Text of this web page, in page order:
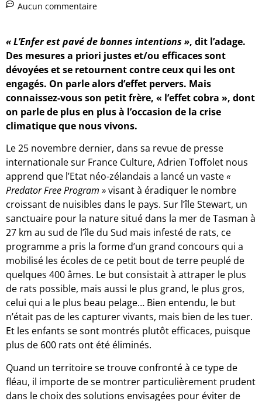
Aucun commentaire
« L’Enfer est pavé de bonnes intentions », dit l’adage.
Des mesures a priori justes et/ou efficaces sont
dévoyées et se retournent contre ceux qui les ont
engagés. On parle alors d’effet pervers. Mais
connaissez-vous son petit frère, « l’effet cobra », dont
on parle de plus en plus à l’occasion de la crise
climatique que nous vivons.
Le 25 novembre dernier, dans sa revue de presse
internationale sur France Culture, Adrien Toffolet nous
apprend que l’Etat néo-zélandais a lancé un vaste«
Predator Free Program »visant à éradiquer le nombre
croissant de nuisibles dans le pays. Sur l’île Stewart, un
sanctuaire pour la nature situé dans la mer de Tasman à
27 km au sud de l’île du Sud mais infesté de rats, ce
programme a pris la forme d’un grand concours qui a
mobilisé les écoles de ce petit bout de terre peuplé de
quelques 400 âmes. Le but consistait à attraper le plus
de rats possible, mais aussi le plus grand, le plus gros,
celui qui a le plus beau pelage… Bien entendu, le but
n’était pas de les capturer vivants, mais bien de les tuer.
Et les enfants se sont montrés plutôt efficaces, puisque
plus de 600 rats ont été éliminés.
Quand un territoire se trouve confronté à ce type de
fléau, il importe de se montrer particulièrement prudent
dans le choix des solutions envisagées pour éviter de